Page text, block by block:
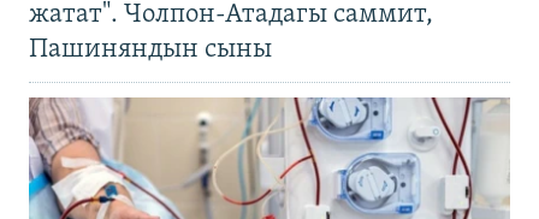
жатат". Чолпон-Атадагы саммит,
Пашиняндын сыны